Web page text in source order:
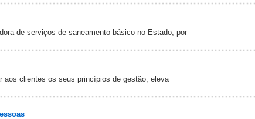
de serviços de saneamento básico no Estado, por
aos clientes os seus princípios de gestão, eleva